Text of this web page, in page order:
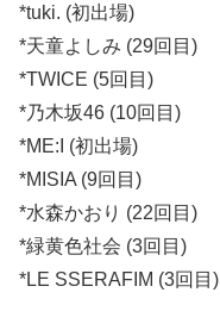
*tuki. (初出場)
*天童よしみ (29回目)
*TWICE (5回目)
*乃木坂46 (10回目)
*ME:I (初出場)
*MISIA (9回目)
*水森かおり (22回目)
*緑黄色社会 (3回目)
*LE SSERAFIM (3回目)